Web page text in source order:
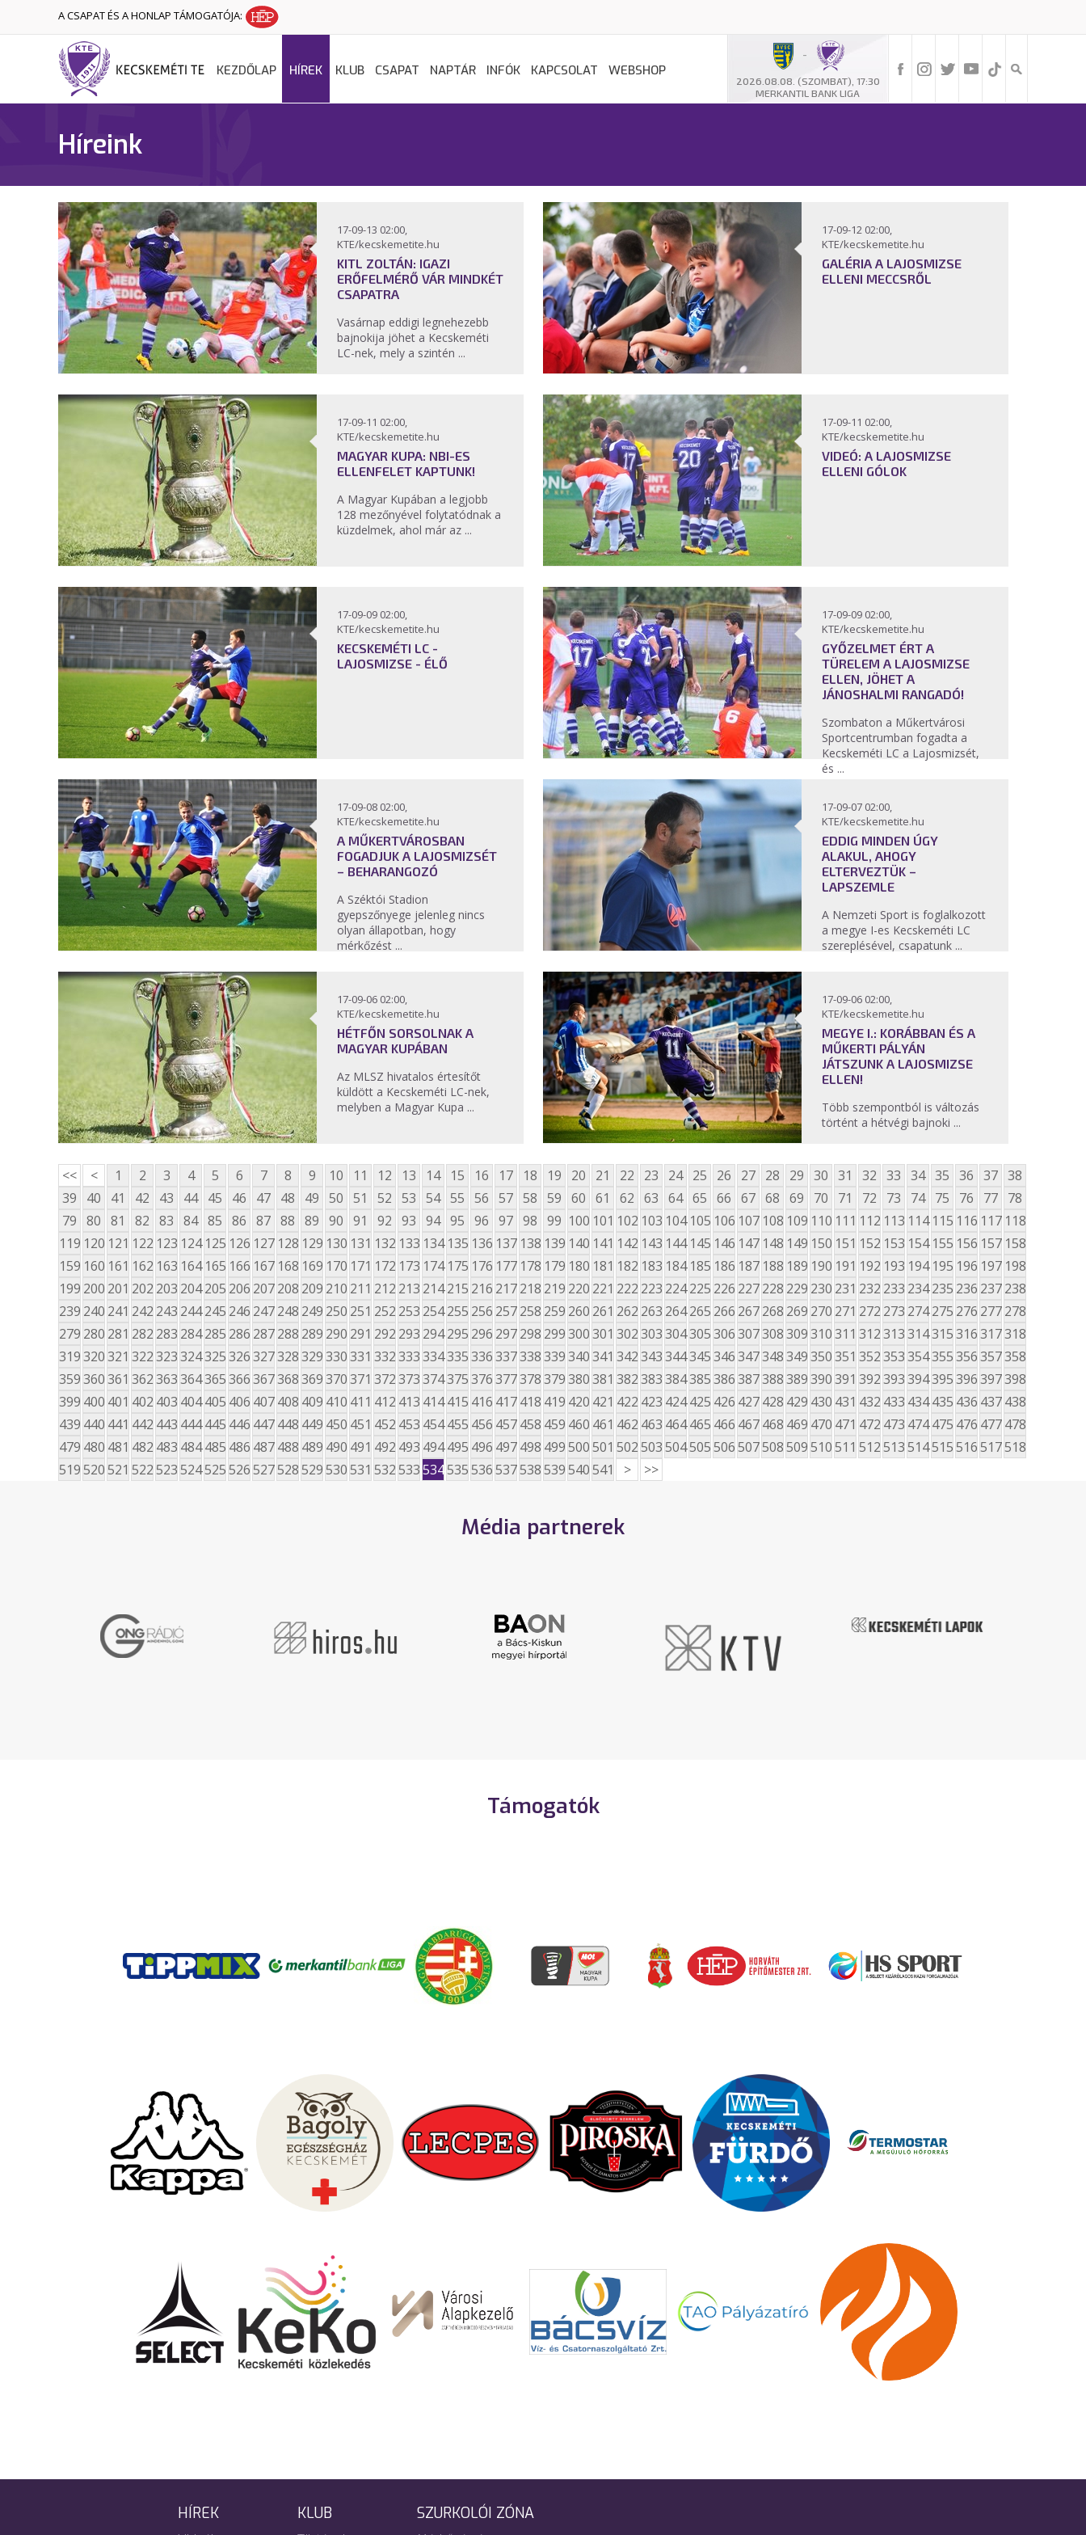
A CSAPAT ÉS A HONLAP TÁMOGATÓJA:
-
2026.08.08. (SZOMBAT), 17:30
MERKANTIL BANK LIGA
KEZDŐLAP HÍREK KLUB CSAPAT NAPTÁR INFÓK KAPCSOLAT WEBSHOP
Híreink
17-09-13 02:00,
KTE/kecskemetite.hu
KITL ZOLTÁN: IGAZI
ERŐFELMÉRŐ VÁR MINDKÉT
CSAPATRA
Vasárnap eddigi legnehezebb
bajnokija jöhet a Kecskeméti
LC-nek, mely a szintén ...
17-09-12 02:00,
KTE/kecskemetite.hu
GALÉRIA A LAJOSMIZSE
ELLENI MECCSRŐL
17-09-11 02:00,
KTE/kecskemetite.hu
MAGYAR KUPA: NBI-ES
ELLENFELET KAPTUNK!
A Magyar Kupában a legjobb
128 mezőnyével folytatódnak a
küzdelmek, ahol már az ...
17-09-11 02:00,
KTE/kecskemetite.hu
VIDEÓ: A LAJOSMIZSE
ELLENI GÓLOK
17-09-09 02:00,
KTE/kecskemetite.hu
KECSKEMÉTI LC -
LAJOSMIZSE - ÉLŐ
17-09-09 02:00,
KTE/kecskemetite.hu
GYŐZELMET ÉRT A
TÜRELEM A LAJOSMIZSE
ELLEN, JÖHET A
JÁNOSHALMI RANGADÓ!
Szombaton a Műkertvárosi
Sportcentrumban fogadta a
Kecskeméti LC a Lajosmizsét,
és ...
17-09-08 02:00,
KTE/kecskemetite.hu
A MŰKERTVÁROSBAN
FOGADJUK A LAJOSMIZSÉT
– BEHARANGOZÓ
A Széktói Stadion
gyepszőnyege jelenleg nincs
olyan állapotban, hogy
mérkőzést ...
17-09-07 02:00,
KTE/kecskemetite.hu
EDDIG MINDEN ÚGY
ALAKUL, AHOGY
ELTERVEZTÜK –
LAPSZEMLE
A Nemzeti Sport is foglalkozott
a megye I-es Kecskeméti LC
szereplésével, csapatunk ...
17-09-06 02:00,
KTE/kecskemetite.hu
HÉTFŐN SORSOLNAK A
MAGYAR KUPÁBAN
Az MLSZ hivatalos értesítőt
küldött a Kecskeméti LC-nek,
melyben a Magyar Kupa ...
17-09-06 02:00,
KTE/kecskemetite.hu
MEGYE I.: KORÁBBAN ÉS A
MŰKERTI PÁLYÁN
JÁTSZUNK A LAJOSMIZSE
ELLEN!
Több szempontból is változás
történt a hétvégi bajnoki ...
<< < 1 2 3 4 5 6 7 8 9 10 11 12 13 14 15 16 17 18 19 20 21 22 23 24 25 26 27 28 29 30 31 32 33 34 35 36 37 38
39
40 41 42 43 44 45 46 47 48 49 50 51 52 53 54 55 56 57 58 59 60 61 62 63 64 65 66 67 68 69 70 71 72 73 74 75 76 77 78
79 80 81 82 83 84 85 86 87 88 89 90 91 92 93 94 95 96 97 98 99 100 101 102 103 104 105 106 107 108 109 110 111 112 113 114 115 116 117 118
119 120 121 122 123 124 125 126 127 128 129 130 131 132 133 134 135 136 137 138 139 140 141 142 143 144 145 146 147 148 149 150 151 152 153 154 155 156 157 158
159 160 161 162 163 164 165 166 167 168 169 170 171 172 173 174 175 176 177 178 179 180 181 182 183 184 185 186 187 188 189 190 191 192 193 194 195 196 197 198
199 200 201 202 203 204205 206 207208 209 210 211 212 213 214215 216 217218 219 220 221 222 223 224225 226 227228 229 230 231 232 233 234235 236 237238
239 240 241 242 243 244245 246 247248 249 250 251 252 253 254255 256 257258 259 260 261 262 263 264265 266 267268 269 270 271 272 273 274275 276 277278
279 280 281 282 283 284285 286 287288 289 290 291 292 293 294295 296 297298 299300301 302303304305306307308309310311 312313314315316317318
319320321 322323324325326327328329330331 332333334335336337338339340341 342343344345346347348349350351 352353354355356357358
359360361 362363364365366367368369370371 372373374375376377378379380381 382383384385386387388389390391 392393394395396397398
399 400 401 402 403 404405 406 407408 409 410 411 412 413 414415 416 417418 419 420 421 422 423 424425 426 427428 429 430 431 432 433 434435 436 437438
439 440 441 442 443 444445 446 447448 449 450 451 452 453 454455 456 457458 459 460 461 462 463 464465 466 467468 469 470 471 472 473 474475 476 477478
479 480 481 482 483 484485 486 487488 489 490 491 492 493 494495 496 497498 499500501 502503504505506507508509510511 512513514515516517518
519520521 522523524525526527528529530531 532533534535536537538539540541 > >>
Média partnerek
Támogatók
HÍREK KLUB SZURKOLÓI ZÓNA